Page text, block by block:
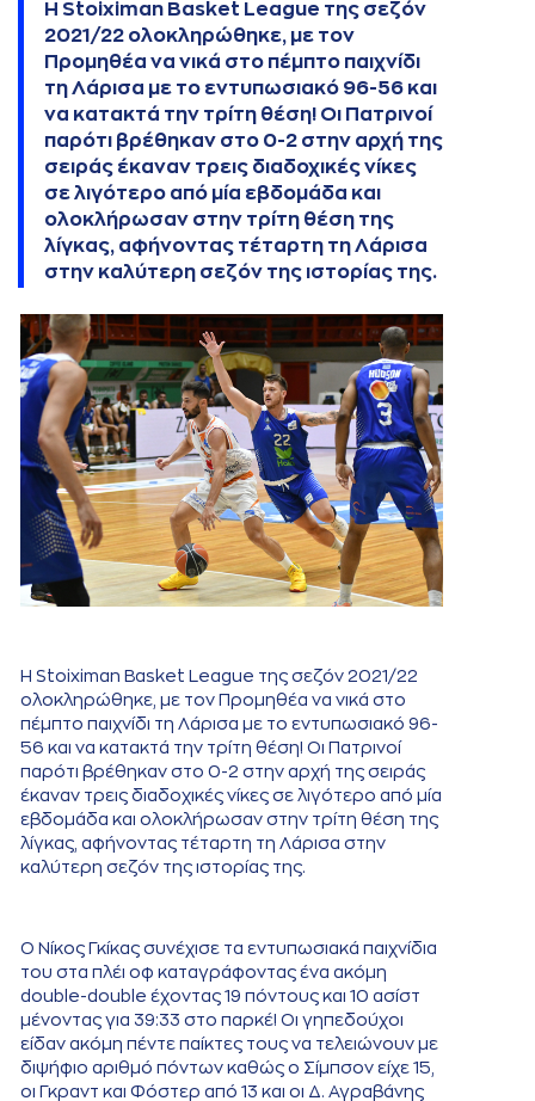
Η Stoiximan Basket League της σεζόν
2021/22 ολοκληρώθηκε, με τον
Προμηθέα να νικά στο πέμπτο παιχνίδι
τη Λάρισα με το εντυπωσιακό 96-56 και
να κατακτά την τρίτη θέση! Οι Πατρινοί
παρότι βρέθηκαν στο 0-2 στην αρχή της
σειράς έκαναν τρεις διαδοχικές νίκες
σε λιγότερο από μία εβδομάδα και
ολοκλήρωσαν στην τρίτη θέση της
λίγκας, αφήνοντας τέταρτη τη Λάρισα
στην καλύτερη σεζόν της ιστορίας της.
Η Stoiximan Basket League της σεζόν 2021/22
ολοκληρώθηκε, με τον Προμηθέα να νικά στο
πέμπτο παιχνίδι τη Λάρισα με το εντυπωσιακό 96-
56 και να κατακτά την τρίτη θέση! Οι Πατρινοί
παρότι βρέθηκαν στο 0-2 στην αρχή της σειράς
έκαναν τρεις διαδοχικές νίκες σε λιγότερο από μία
εβδομάδα και ολοκλήρωσαν στην τρίτη θέση της
λίγκας, αφήνοντας τέταρτη τη Λάρισα στην
καλύτερη σεζόν της ιστορίας της.
Ο Νίκος Γκίκας συνέχισε τα εντυπωσιακά παιχνίδια
του στα πλέι οφ καταγράφοντας ένα ακόμη
double-double έχοντας 19 πόντους και 10 ασίστ
μένοντας για 39:33 στο παρκέ! Οι γηπεδούχοι
είδαν ακόμη πέντε παίκτες τους να τελειώνουν με
διψήφιο αριθμό πόντων καθώς ο Σίμπσον είχε 15,
οι Γκραντ και Φόστερ από 13 και οι Δ. Αγραβάνης